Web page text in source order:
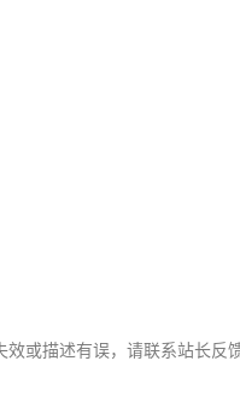
或描述有误，请联系站长反